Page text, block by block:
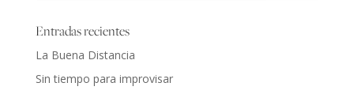
Entradas recientes
La Buena Distancia
Sin tiempo para improvisar